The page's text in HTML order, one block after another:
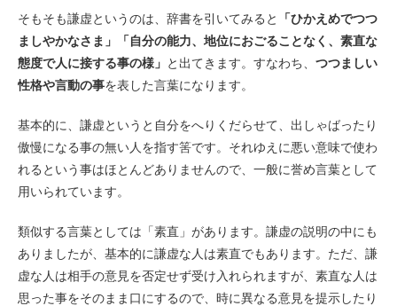
そもそも謙虚というのは、辞書を引いてみると
「ひかえめでつつ
ましやかなさま」「自分の能力、地位におごることなく、素直な
態度で人に接する事の様」 と出てきます。すなわち、 つつましい
性格や言動の事を表した言葉になります。
基本的に、謙虚というと自分をへりくだらせて、出しゃばったり
傲慢になる事の無い人を指す筈です。それゆえに悪い意味で使わ
れるという事はほとんどありませんので、一般に誉め言葉として
用いられています。
類似する言葉としては「素直」があります。謙虚の説明の中にも
ありましたが、基本的に謙虚な人は素直でもあります。ただ、謙
虚な人は相手の意見を否定せず受け入れられますが、素直な人は
思った事をそのまま口にするので、時に異なる意見を提示したり